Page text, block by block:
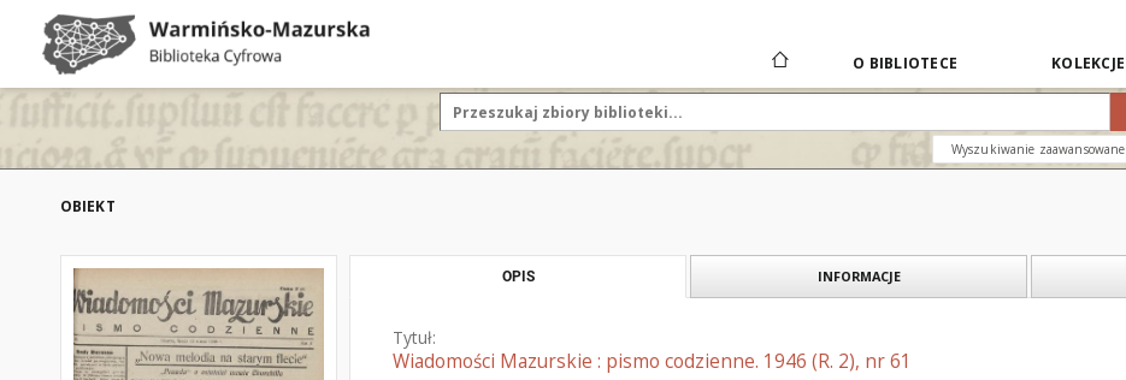
O BIBLIOTECE KOLEKCJE
Wyszukiwanie zaawansowane
OBIEKT
OPIS INFORMACJE
Tytuł:
Wiadomości Mazurskie : pismo codzienne. 1946 (R. 2), nr 61